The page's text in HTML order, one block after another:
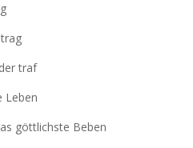
traf
Leben
göttlichste Beben